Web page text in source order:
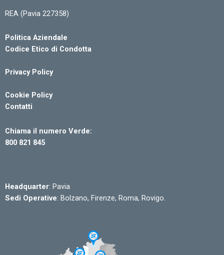
REA (Pavia 227358)
Politica Aziendale
Codice Etico di Condotta
Privacy Policy
Cookie Policy
Contatti
Chiama il numero Verde:
800 821 845
Headquarter: Pavia
Sedi Operative: Bolzano, Firenze, Roma, Rovigo.